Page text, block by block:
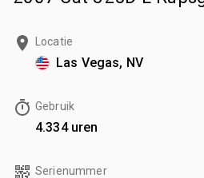
Locatie
Las Vegas, NV
Gebruik
4.334 uren
Serienummer